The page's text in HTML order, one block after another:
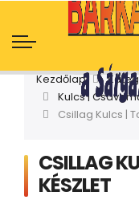
Kezdőlap
Kulcs |
CSILLAG
KÉSZLET